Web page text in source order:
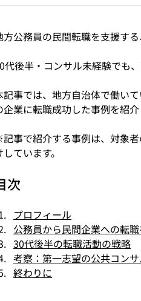
方公務員の民間転職を支援する
代後半・コンサル未経験でも
記事では、地方自治体で働い
企業に転職成功した事例を紹介
事で紹介する事例は、対象
しています。
次
プロフィール
公務員から民間企業への転
30代後半の転職活動の戦略
考察：第一志望の公共コン
終わりに